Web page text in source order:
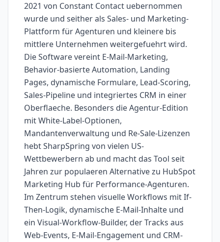
2021 von Constant Contact uebernommen
wurde und seither als Sales- und Marketing-
Plattform für Agenturen und kleinere bis
mittlere Unternehmen weitergefuehrt wird.
Die Software vereint E-Mail-Marketing,
Behavior-basierte Automation, Landing
Pages, dynamische Formulare, Lead-Scoring,
Sales-Pipeline und integriertes CRM in einer
Oberflaeche. Besonders die Agentur-Edition
mit White-Label-Optionen,
Mandantenverwaltung und Re-Sale-Lizenzen
hebt SharpSpring von vielen US-
Wettbewerbern ab und macht das Tool seit
Jahren zur populaeren Alternative zu HubSpot
Marketing Hub für Performance-Agenturen.
Im Zentrum stehen visuelle Workflows mit If-
Then-Logik, dynamische E-Mail-Inhalte und
ein Visual-Workflow-Builder, der Tracks aus
Web-Events, E-Mail-Engagement und CRM-